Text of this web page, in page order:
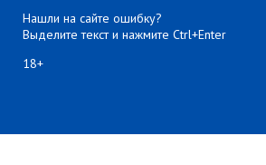
Нашли на сайте ошибку?
Выделите текст и нажмите Ctrl+Enter
18+